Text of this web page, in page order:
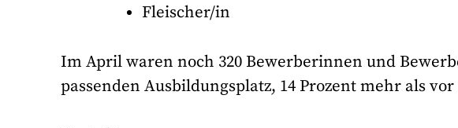
Fleischer/in
Im April waren noch 320 Bewerberinnen und
passenden Ausbildungsplatz, 14 Prozent mehr als